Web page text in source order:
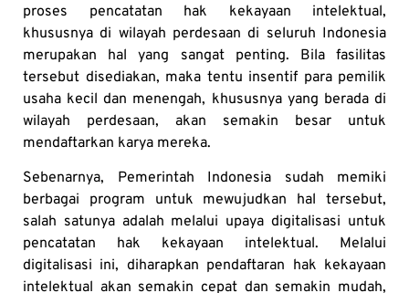
proses pencatatan hak kekayaan intelektual,
khususnya di wilayah perdesaan di seluruh Indonesia
merupakan hal yang sangat penting. Bila fasilitas
tersebut disediakan, maka tentu insentif para pemilik
usaha kecil dan menengah, khususnya yang berada di
wilayah perdesaan, akan semakin besar untuk
mendaftarkan karya mereka.
Sebenarnya, Pemerintah Indonesia sudah memiki
berbagai program untuk mewujudkan hal tersebut,
salah satunya adalah melalui upaya digitalisasi untuk
pencatatan hak kekayaan intelektual. Melalui
digitalisasi ini, diharapkan pendaftaran hak kekayaan
intelektual akan semakin cepat dan semakin mudah,